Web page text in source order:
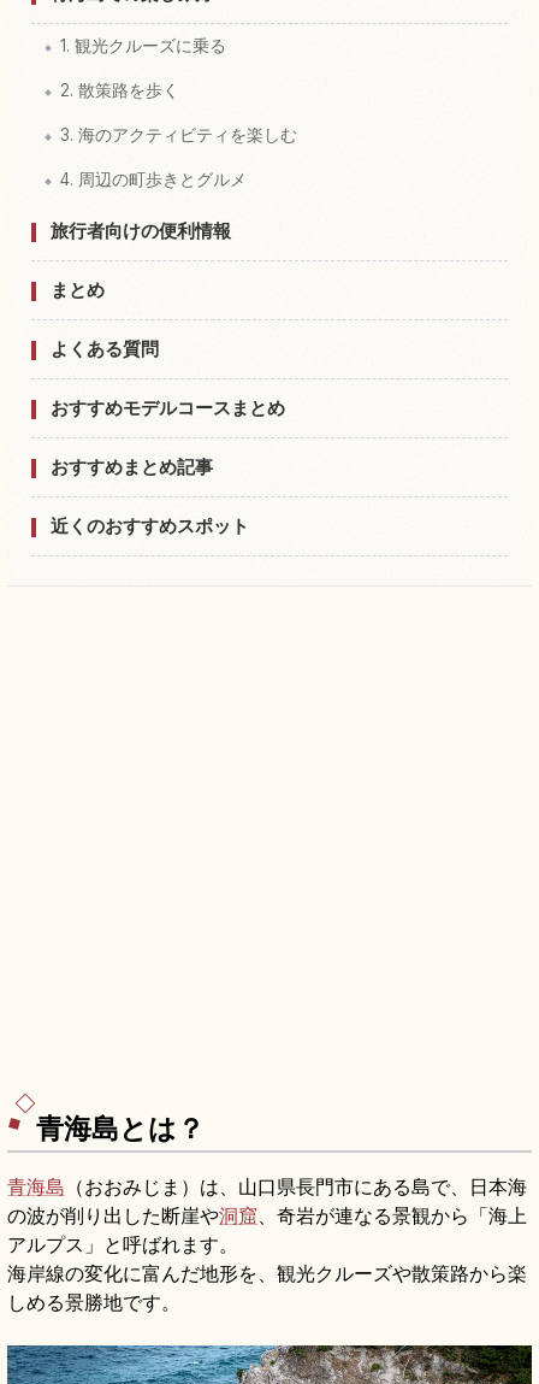
1. 観光クルーズに乗る
2. 散策路を歩く
3. 海のアクティビティを楽しむ
4. 周辺の町歩きとグルメ
旅行者向けの便利情報
まとめ
よくある質問
おすすめモデルコースまとめ
おすすめまとめ記事
近くのおすすめスポット
青海島とは？
青海島 （おおみじま）は、山口県長門市にある島で、日本海
の波が削り出した断崖や洞窟、奇岩が連なる景観から「海上
アルプス」と呼ばれます。
海岸線の変化に富んだ地形を、観光クルーズや散策路から楽
しめる景勝地です。